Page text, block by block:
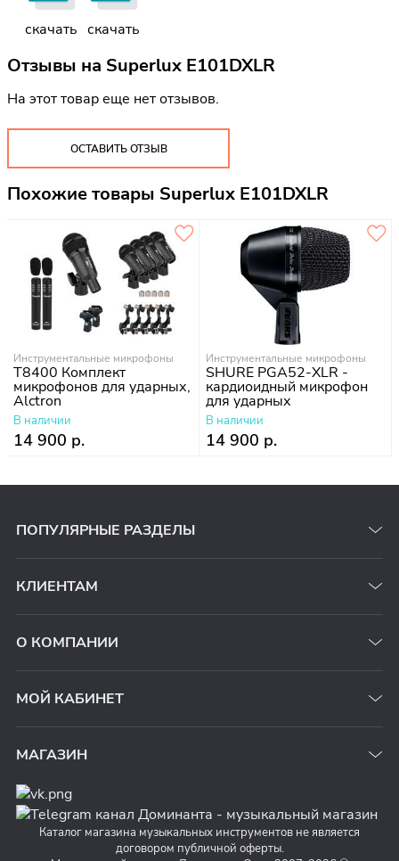
скачать скачать
Отзывы на Superlux E101DXLR
На этот товар еще нет отзывов.
ОСТАВИТЬ ОТЗЫВ
Похожие товары Superlux E101DXLR
Инструментальные микрофоны
T8400 Комплект
микрофонов для ударных,
Alctron
В наличии
14 900 р.
Инструментальные микрофоны
SHURE PGA52-XLR -
кардиоидный микрофон
для ударных
В наличии
14 900 р.
ПОПУЛЯРНЫЕ РАЗДЕЛЫ
КЛИЕНТАМ
О КОМПАНИИ
МОЙ КАБИНЕТ
МАГАЗИН
Каталог магазина музыкальных инструментов не является
договором публичной оферты.